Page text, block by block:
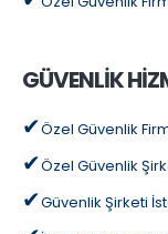
GÜVENLİK
Özel Güvenlik
Özel Güvenlik
Güvenlik Şirketi